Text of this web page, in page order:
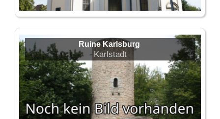
Ruine Karlsburg
Karlstadt